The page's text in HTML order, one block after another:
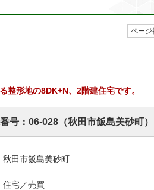
ペー
整形地の8DK+N、2階建住宅です。
：06-028（秋田市飯島美砂町）
秋田市飯島美砂町
住宅／売買